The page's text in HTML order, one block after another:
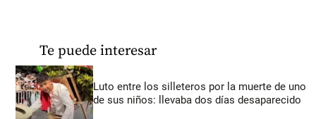
Te puede interesar
Luto entre los silleteros por la muerte de uno
de sus niños: llevaba dos días desaparecido